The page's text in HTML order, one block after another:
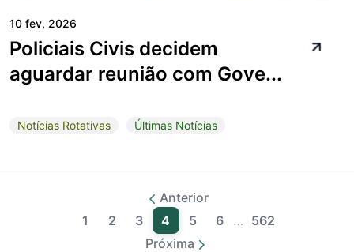
10 fev, 2026
Policiais Civis decidem
aguardar reunião com Gove...
Notícias Rotativas Últimas Notícias
Anterior
1
2 3 4 5 6 … 562
Próxima